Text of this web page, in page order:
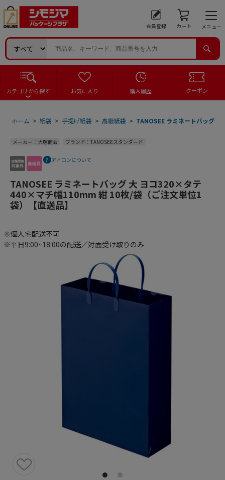
会員登録 カート メニュー
カテゴリから探す お気に入り 購入履歴 クーポン
ホーム > 紙袋 > 手提げ紙袋 > 高級紙袋 > TANOSEE ラミネートバッグ
メーカー：大塚商会 ブランド：TANOSEEスタンダード
アイコンについて
TANOSEE ラミネートバッグ 大 ヨコ320×タテ
440×マチ幅110mm 紺 10枚/袋（ご注文単位1
袋）【直送品】
※個人宅配送不可
※平日9:00~18:00の配送／対面受け取りのみ